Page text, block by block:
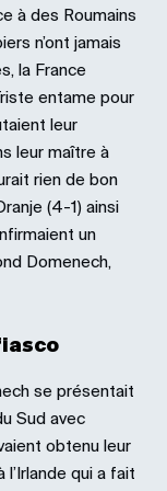
à des Roumains
n’ont jamais
la France
entame pour
leur
leur maître à
rien de bon
(4-1) ainsi
un
Domenech,
se présentait
Sud avec
obtenu leur
l’Irlande qui a fait